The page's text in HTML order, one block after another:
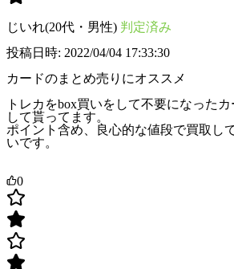
じいれ(20代・男性) 判定済み
投稿日時: 2022/04/04 17:33:30
カードのまとめ売りにオススメ
トレカをbox買いをして不要になった
して貰ってます。
ポイント含め、良心的な値段で買取し
いです。
0